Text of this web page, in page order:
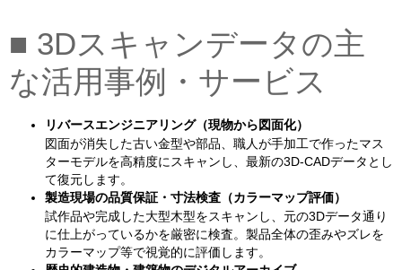
■ 3Dスキャンデータの主
な活用事例・サービス
リバースエンジニアリング（現物から図面化）
図面が消失した古い金型や部品、職人が手加工で作ったマス
ターモデルを高精度にスキャンし、最新の3D-CADデータとし
て復元します。
製造現場の品質保証・寸法検査（カラーマップ評価）
試作品や完成した大型木型をスキャンし、元の3Dデータ通り
に仕上がっているかを厳密に検査。製品全体の歪みやズレを
カラーマップ等で視覚的に評価します。